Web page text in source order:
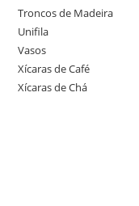
Troncos de Madeira
Unifila
Vasos
Xícaras de Café
Xícaras de Chá